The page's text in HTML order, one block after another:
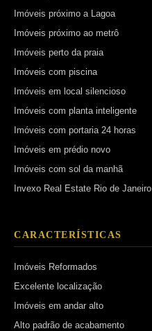
Imóveis próximo a Lagoa
Imóveis próximo ao metrô
Imóveis perto da praia
Imóveis com piscina
Imóveis em local silencioso
Imóveis com planta inteligente
Imóveis com portaria 24 horas
Imóveis em prédio novo
Imóveis com sol da manhã
Invexo Real Estate Rio de Janeiro
CARACTERÍSTICAS
Imóveis Reformados
Excelente localização
Imóveis em andar alto
Alto padrão de acabamento